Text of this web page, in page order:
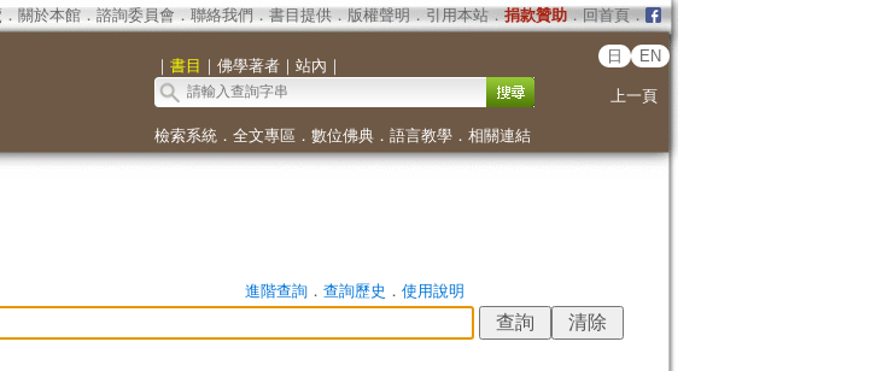
． 關於本館． 諮詢委員會． 聯絡我們 ． 書目提供． 版權聲明 ． 引用本站． 捐款贊助．回首頁．
｜ 書目 ｜ 佛學著者｜ 站內 ｜
日 EN
上一頁
檢索系統． 全文專區 ． 數位佛典． 語言教學． 相關連結
進階查詢． 查詢歷史 ． 使用說明